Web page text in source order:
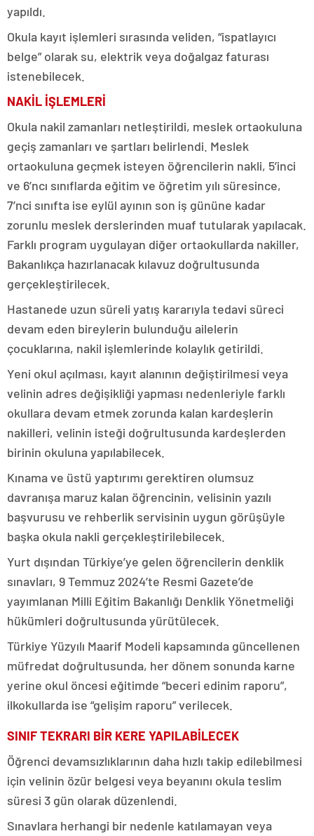
yapıldı.
Okula kayıt işlemleri sırasında veliden, “ispatlayıcı
belge” olarak su, elektrik veya doğalgaz faturası
istenebilecek.
NAKİL İŞLEMLERİ
Okula nakil zamanları netleştirildi, meslek ortaokuluna
geçiş zamanları ve şartları belirlendi. Meslek
ortaokuluna geçmek isteyen öğrencilerin nakli, 5’inci
ve 6’ncı sınıflarda eğitim ve öğretim yılı süresince,
7’nci sınıfta ise eylül ayının son iş gününe kadar
zorunlu meslek derslerinden muaf tutularak yapılacak.
Farklı program uygulayan diğer ortaokullarda nakiller,
Bakanlıkça hazırlanacak kılavuz doğrultusunda
gerçekleştirilecek.
Hastanede uzun süreli yatış kararıyla tedavi süreci
devam eden bireylerin bulunduğu ailelerin
çocuklarına, nakil işlemlerinde kolaylık getirildi.
Yeni okul açılması, kayıt alanının değiştirilmesi veya
velinin adres değişikliği yapması nedenleriyle farklı
okullara devam etmek zorunda kalan kardeşlerin
nakilleri, velinin isteği doğrultusunda kardeşlerden
birinin okuluna yapılabilecek.
Kınama ve üstü yaptırımı gerektiren olumsuz
davranışa maruz kalan öğrencinin, velisinin yazılı
başvurusu ve rehberlik servisinin uygun görüşüyle
başka okula nakli gerçekleştirilebilecek.
Yurt dışından Türkiye’ye gelen öğrencilerin denklik
sınavları, 9 Temmuz 2024’te Resmi Gazete’de
yayımlanan Milli Eğitim Bakanlığı Denklik Yönetmeliği
hükümleri doğrultusunda yürütülecek.
Türkiye Yüzyılı Maarif Modeli kapsamında güncellenen
müfredat doğrultusunda, her dönem sonunda karne
yerine okul öncesi eğitimde “beceri edinim raporu”,
ilkokullarda ise “gelişim raporu” verilecek.
SINIF TEKRARI BİR KERE YAPILABİLECEK
Öğrenci devamsızlıklarının daha hızlı takip edilebilmesi
için velinin özür belgesi veya beyanını okula teslim
süresi 3 gün olarak düzenlendi.
Sınavlara herhangi bir nedenle katılamayan veya